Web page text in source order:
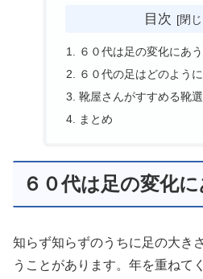
目次
６０代は足の変化にあ
６０代の足はどのよう
靴屋さんがすすめる靴
まとめ
６０代は足の変化
知らず知らずのうちに足の大き
うことがあります。年を重ねて